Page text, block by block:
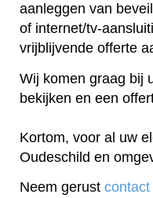
aanleggen van
of internet/tv-
vrijblijvende offerte
Wij komen graag bij
bekijken en een
Kortom, voor al uw
Oudeschild en
Neem gerust contact